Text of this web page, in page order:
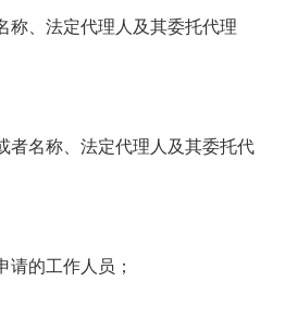
称、法定代理人及其委托代理
者名称、法定代理人及其委托代
请的工作人员；